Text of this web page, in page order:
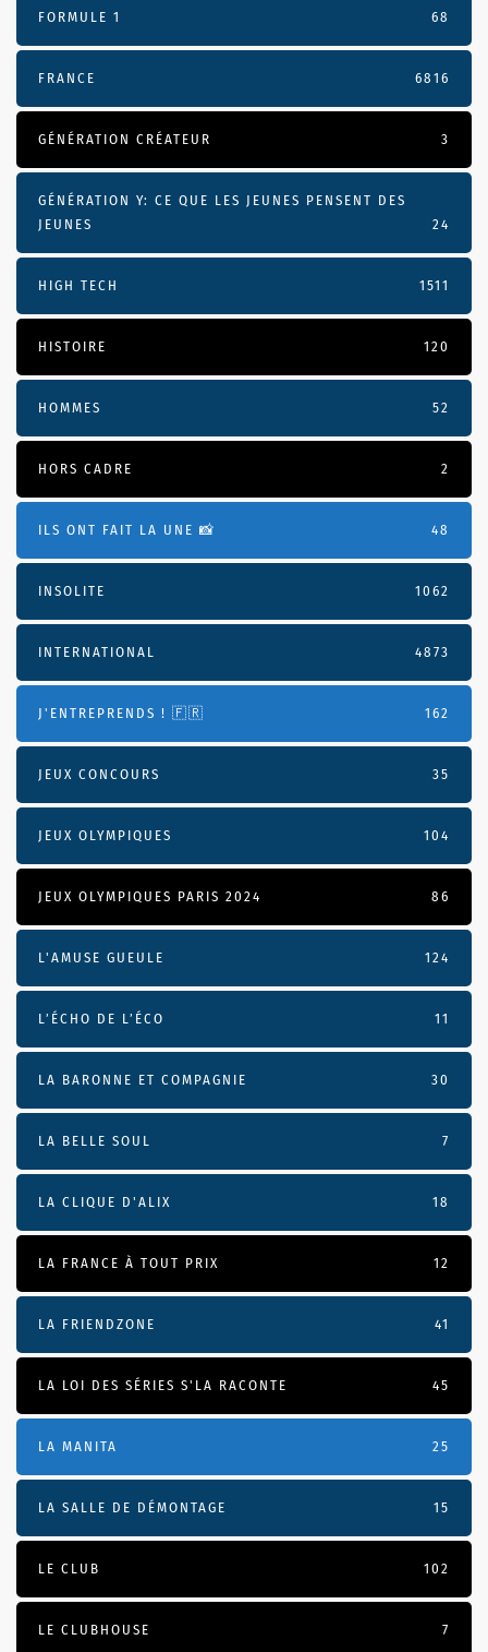
FORMULE 1 68
FRANCE 6816
GÉNÉRATION CRÉATEUR 3
GÉNÉRATION Y: CE QUE LES JEUNES PENSENT DES
JEUNES
24
HIGH TECH 1511
HISTOIRE 120
HOMMES 52
HORS CADRE 2
ILS ONT FAIT LA UNE 📸 48
INSOLITE 1062
INTERNATIONAL 4873
J'ENTREPRENDS ! 🇫🇷 162
JEUX CONCOURS 35
JEUX OLYMPIQUES 104
JEUX OLYMPIQUES PARIS 2024 86
L'AMUSE GUEULE 124
L’ÉCHO DE L’ÉCO 11
LA BARONNE ET COMPAGNIE 30
LA BELLE SOUL 7
LA CLIQUE D'ALIX 18
LA FRANCE À TOUT PRIX 12
LA FRIENDZONE 41
LA LOI DES SÉRIES S'LA RACONTE 45
LA MANITA 25
LA SALLE DE DÉMONTAGE 15
LE CLUB 102
LE CLUBHOUSE 7